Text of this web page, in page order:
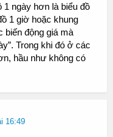
1 ngày hơn là biểu đồ
1 giờ hoặc khung
biến động giá mà
Trong khi đó ở các
hầu như không có
16:49